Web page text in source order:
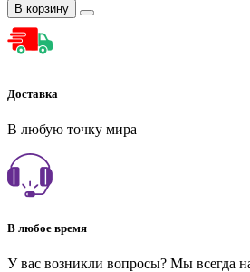
В корзину
Доставка
В любую точку мира
В любое время
У вас возникли вопросы? Мы всегда